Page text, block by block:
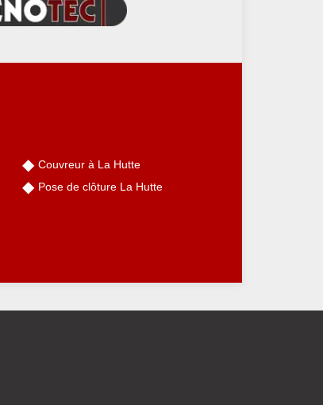
Couvreur à La Hutte
Pose de clôture La Hutte